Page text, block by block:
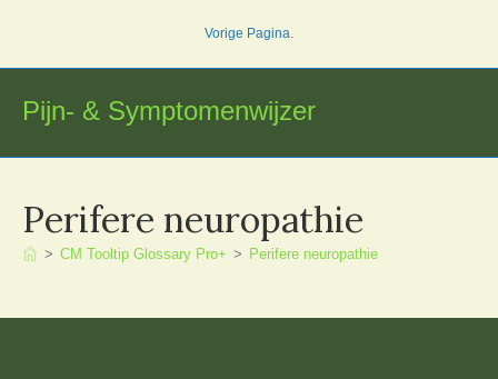
inhoud
Vorige Pagina.
Pijn- & Symptomenwijzer
Perifere neuropathie
> CM Tooltip Glossary Pro+ > Perifere neuropathie